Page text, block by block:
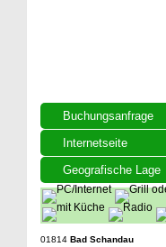
Buchungsanfrage
Internetseite
Geografische Lage
01814 Bad Schandau